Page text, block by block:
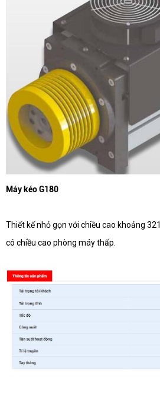
Máy kéo G180
Thiết kế nhỏ gọn với chiều cao khoảng
có chiều cao phòng máy thấp.